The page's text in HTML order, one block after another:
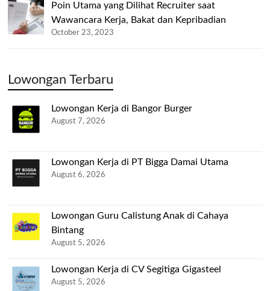
Poin Utama yang Dilihat Recruiter saat
Wawancara Kerja, Bakat dan Kepribadian
October 23, 2023
Lowongan Terbaru
Lowongan Kerja di Bangor Burger
August 7, 2026
Lowongan Kerja di PT Bigga Damai Utama
August 6, 2026
Lowongan Guru Calistung Anak di Cahaya
Bintang
August 5, 2026
Lowongan Kerja di CV Segitiga Gigasteel
August 5, 2026